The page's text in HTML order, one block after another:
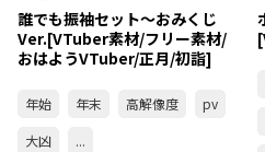
誰でも振袖セット～おみくじ
Ver.[VTuber素材/フリー素材/
おはようVTuber/正月/初詣]
年始 年末 高解像度
pv
大凶
...